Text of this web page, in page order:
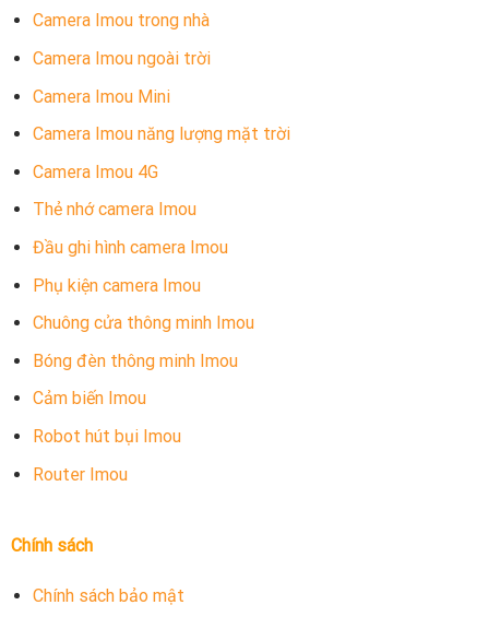
Camera Imou trong nhà
Camera Imou ngoài trời
Camera Imou Mini
Camera Imou năng lượng mặt trời
Camera Imou 4G
Thẻ nhớ camera Imou
Đầu ghi hình camera Imou
Phụ kiện camera Imou
Chuông cửa thông minh Imou
Bóng đèn thông minh Imou
Cảm biến Imou
Robot hút bụi Imou
Router Imou
Chính sách
Chính sách bảo mật